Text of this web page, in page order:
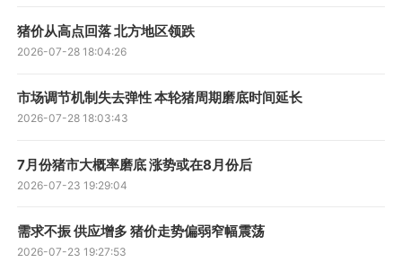
猪价从高点回落 北方地区领跌
2026-07-28 18:04:26
市场调节机制失去弹性 本轮猪周期磨底时间延长
2026-07-28 18:03:43
7月份猪市大概率磨底 涨势或在8月份后
2026-07-23 19:29:04
需求不振 供应增多 猪价走势偏弱窄幅震荡
2026-07-23 19:27:53